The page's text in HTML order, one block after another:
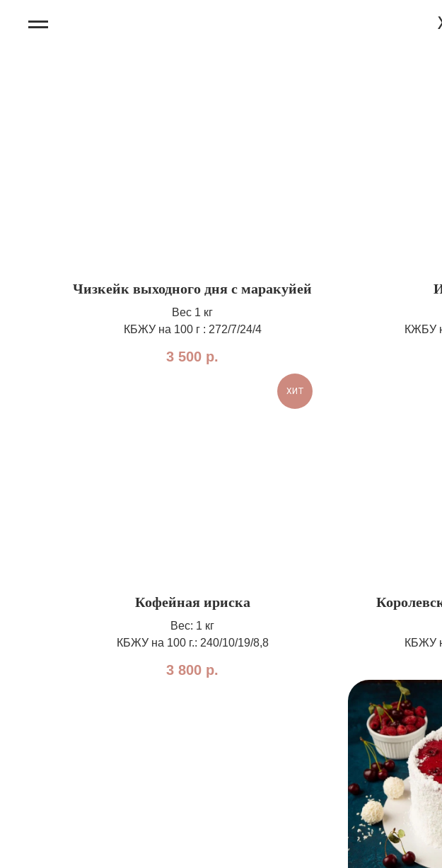
Чизкейк выходного дня с маракуйей
Вес 1 кг
КБЖУ на 100 г : 272/7/24/4
3 500 р.
КЖБУ
ХИТ
Кофейная ириска
Вес: 1 кг
КБЖУ на 100 г.: 240/10/19/8,8
3 800 р.
КБЖУ